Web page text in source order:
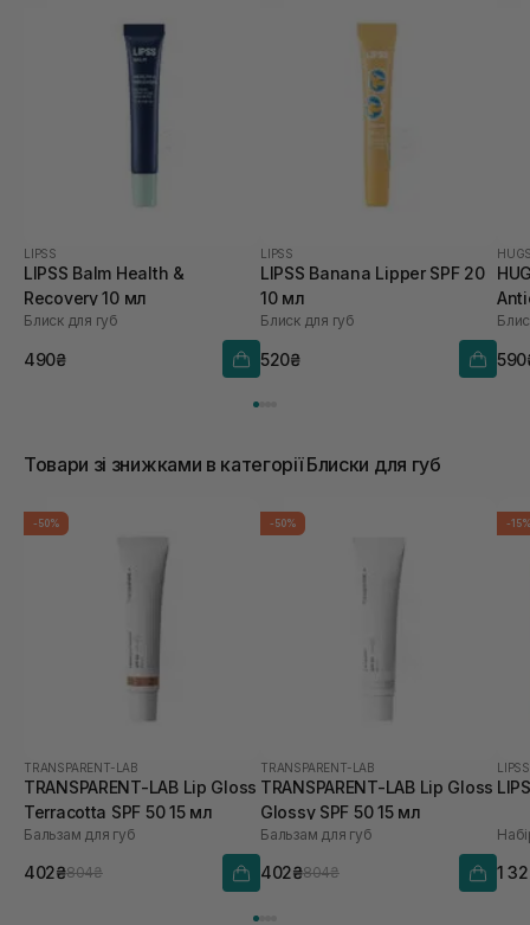
LIPSS
LIPSS Balm Health &
Recovery 10 мл
Блиск для губ
490₴
LIPSS
LIPSS Banana Lipper SPF 20
10 мл
Блиск для губ
520₴
Товари зі знижками в категорії Блиски для губ
-50%
TRANSPARENT-LAB
TRANSPARENT-LAB Lip Gloss
Terracotta SPF 50 15 мл
Бальзам для губ
402₴804₴
-50%
TRANSPARENT-LAB
TRANSPARENT-LAB Lip Gloss
Glossy SPF 50 15 мл
Бальзам для губ
402₴804₴
-
LIPSS
1